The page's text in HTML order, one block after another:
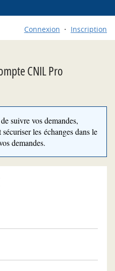
Connexion Inscription
CNIL Pro
suivre vos demandes,
les échanges dans le
demandes.